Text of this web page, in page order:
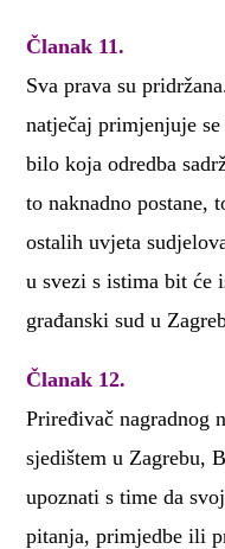
Članak 11.
Sva prava su
natječaj primjenjuje
bilo koja odredba
to naknadno postane,
ostalih uvjeta
u svezi s istima bit će
građanski sud u
Članak 12.
Priređivač nagradnog
sjedištem u Zagrebu,
upoznati s time da
pitanja, primjedbe ili